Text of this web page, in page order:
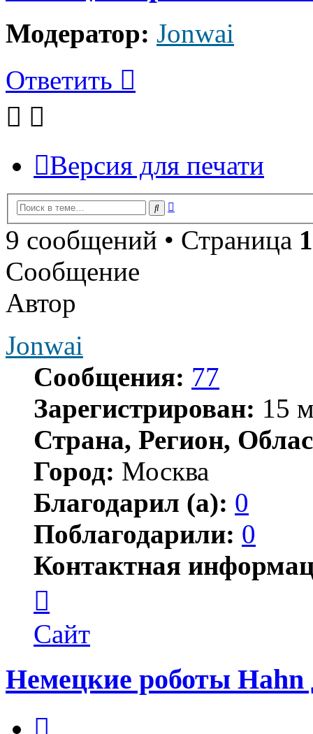
Модератор: Jonwai
Ответить
Версия для печати
Поиск
9 сообщений • Страница 1
Сообщение
Автор
Jonwai
Сообщения: 77
Зарегистрирован: 15
Страна, Регион,
Город: Москва
Благодарил (а): 0
Поблагодарили: 0
Контактная
пользователя
Jonwai
Сайт
Немецкие роботы